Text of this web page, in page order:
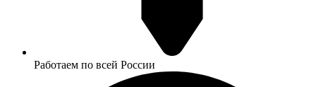
Работаем по всей России